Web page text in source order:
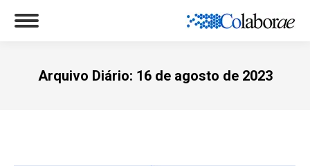
Arquivo Diário: 16 de agosto de 2023